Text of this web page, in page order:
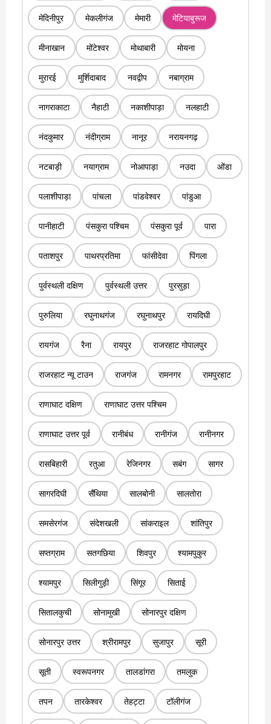
मेदिनीपुर मेकलीगंज मेमारी मेटियाबुरूज
मीनाखान मोंटेश्वर मोथाबारी मोयना
मुरारई मुर्शिदाबाद नवद्वीप नबाग्राम
नागराकाटा नैहाटी नकाशीपाड़ा नलहाटी
नंदकुमार नंदीग्राम नानूर नरायनगढ़
नटबाड़ी नयाग्राम नोआपाड़ा नउदा ओंडा
पलाशीपाड़ा पांचला पांडवेश्वर पांडुआ
पानीहाटी पंसकुरा पश्चिम पंसकुरा पूर्व पारा
पताशपुर पाथरप्रतिमा फांसीदेवा पिंगला
पुर्वस्थली दक्षिण पुर्वस्थली उत्तर पुरसुड़ा
पुरुलिया रघुनाथगंज रघुनाथपुर रायदिघी
रायगंज रैना रायपुर राजरहाट गोपालपुर
राजरहाट न्यू टाउन राजगंज रामनगर रामपुरहाट
राणाघाट दक्षिण राणाघाट उत्तर पश्चिम
राणाघाट उत्तर पूर्व रानीबंध रानीगंज रानीनगर
रासबिहारी रतुआ रेजिनगर सबंग सागर
सागरदिघी सैंथिया सालबोनी सालतोरा
समसेरगंज संदेशखली सांकराइल शांतिपुर
सप्तग्राम सतगछिया शिवपुर श्यामपुकुर
श्यामपुर सिलीगुड़ी सिंगूर सिताई
सितालकुची सोनामुखी सोनारपुर दक्षिण
सोनारपुर उत्तर श्रीरामपुर सुजापुर सूरी
सूती स्वरूपनगर तालडांगरा तमलुक
तपन तारकेश्वर तेहट्टा टॉलीगंज